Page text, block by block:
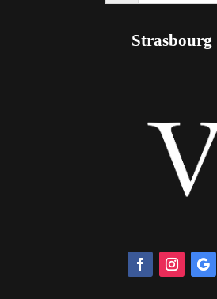
Strasbourg